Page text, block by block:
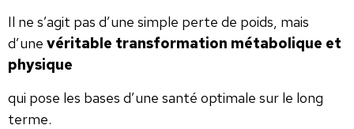
Il ne s’agit pas d’une simple perte de poids, mais
d’une véritable transformation métabolique et
physique
qui pose les bases d’une santé optimale sur le long
terme.